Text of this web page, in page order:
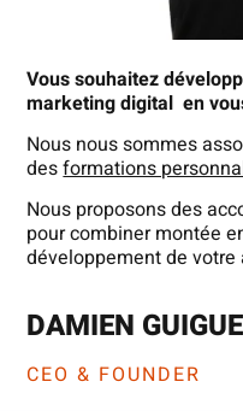
Vous souhaitez
marketing digital en
Nous nous sommes
desformations
Nous proposons des
pour combiner montée
développement de votre
DAMIEN GUIGUE
CEO & FOUNDER